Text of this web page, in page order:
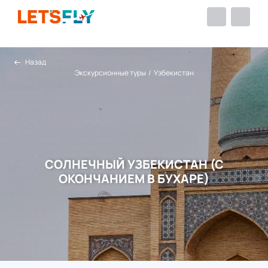
Назад
Экскурсионные туры / Узбекистан
СОЛНЕЧНЫЙ УЗБЕКИСТАН (С
ОКОНЧАНИЕМ В БУХАРЕ)